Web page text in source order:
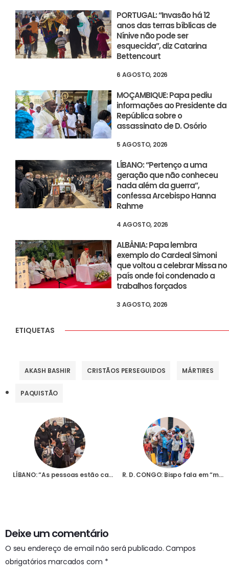
PORTUGAL: “Invasão há 12
anos das terras bíblicas de
Nínive não pode ser
esquecida”, diz Catarina
Bettencourt
6 AGOSTO, 2026
MOÇAMBIQUE: Papa pediu
informações ao Presidente da
República sobre o
assassinato de D. Osório
5 AGOSTO, 2026
LÍBANO: “Pertenço a uma
geração que não conheceu
nada além da guerra”,
confessa Arcebispo Hanna
Rahme
4 AGOSTO, 2026
ALBÂNIA: Papa lembra
exemplo do Cardeal Simoni
que voltou a celebrar Missa no
país onde foi condenado a
trabalhos forçados
3 AGOSTO, 2026
ETIQUETAS
AKASH BASHIR CRISTÃOS PERSEGUIDOS MÁRTIRES
PAQUISTÃO
LÍBANO: “As pessoas estão cansadas, mas há quem acredite que as coisas vão mudar”, diz responsável de projectos da AIS R. D. CONGO: Bispo fala em “momento de angústia” com a cidade de Goma, no leste do país, a ser palco de combates
Deixe um comentário
O seu endereço de email não será publicado. Campos
obrigatórios marcados com *